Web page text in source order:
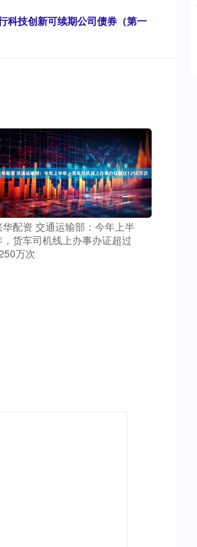
科技创新可续期公司债券（第一
华配资 交通运输部：今年上半
，货车司机线上办事办证超过
万次